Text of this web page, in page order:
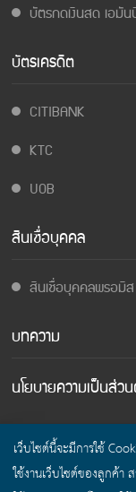
บัตรกดเงินสด เอมั
บัตรเครดิต
CITIBANK
KTC
UOB
สินเชื่อบุคคล
สินเชื่อบุคคลพรอมิส
บทความ
นโยบายความเป็นส่ว
© Cashing
เว็บไซต์นี้จะมีการใช้
ใช้งานเว็บไซต์ของลูกค้า